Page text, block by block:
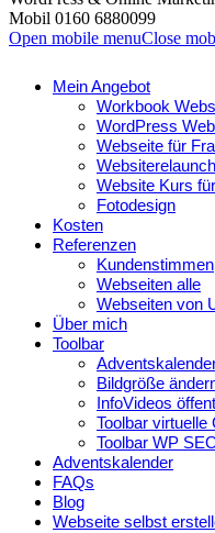
Mobil 0160 6880099
Open mobile menuClose
Mein Angebot
Workbook
WordPress
Webseite für
Websiterelaunch
Website Kurs
Fotodesign
Kosten
Referenzen
Kundenstimmen
Webseiten alle
Webseiten von
Über mich
Toolbar
Bildgröße
InfoVideos
Toolbar virtuelle
Toolbar WP
Adventskalender
FAQs
Blog
Webseite selbst